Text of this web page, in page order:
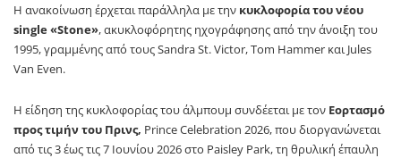
Η ανακοίνωση έρχεται παράλληλα με την κυκλοφορία του νέου
single «Stone», ακυκλοφόρητης ηχογράφησης από την άνοιξη του
1995, γραμμένης από τους Sandra St. Victor, Tom Hammer και Jules
Van Even.
Η είδηση της κυκλοφορίας του άλμπουμ συνδέεται με τον Εορτασμό
προς τιμήν του Πρινς, Prince Celebration 2026, που διοργανώνεται
από τις 3 έως τις 7 Ιουνίου 2026 στο Paisley Park, τη θρυλική έπαυλη